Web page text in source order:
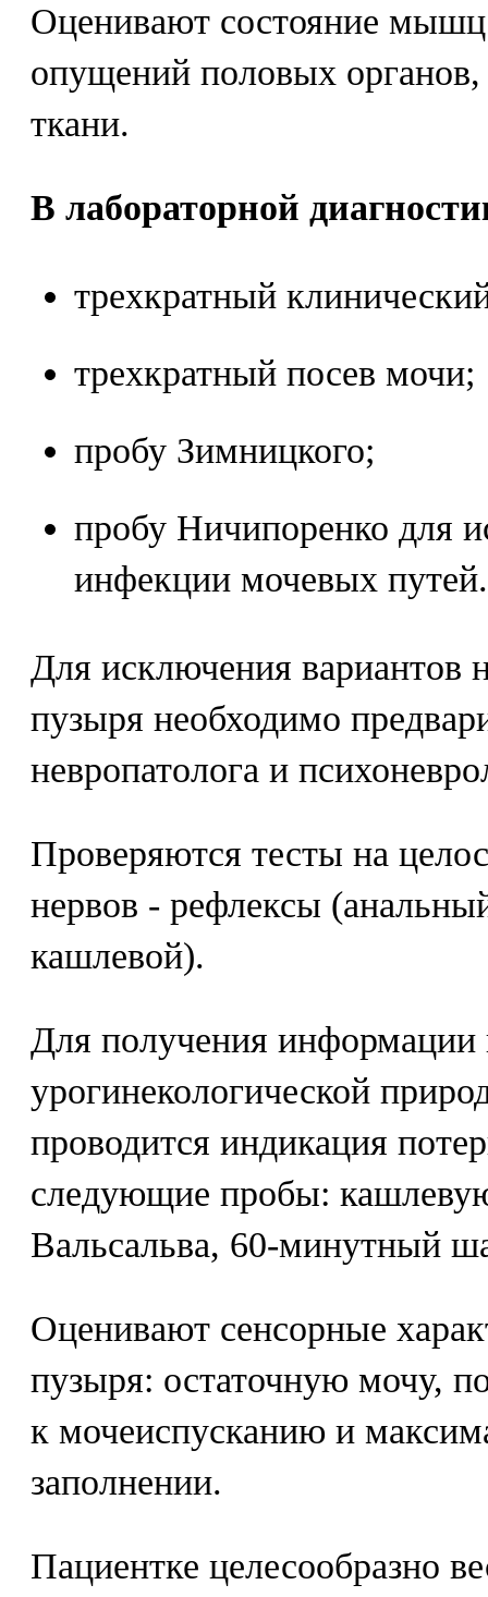
Оценивают состояние мышц
опущений половых органов,
ткани.
В лабораторной
трехкратный
трехкратный посев мочи;
пробу Зимницкого;
пробу Ничипоренко для
инфекции мочевых путей.
Для исключения вариантов
пузыря необходимо
невропатолога и
Проверяются тесты на
нервов - рефлексы
кашлевой).
Для получения информации
урогинекологической
проводится индикация
следующие пробы:
Вальсальва, 60-минутный
Оценивают сенсорные
пузыря: остаточную мочу,
к мочеиспусканию и
заполнении.
Пациентке целесообразно